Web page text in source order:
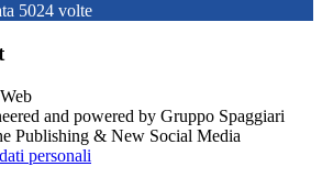
5024 volte
and powered by Gruppo Spaggiari
Publishing & New Social Media
personali